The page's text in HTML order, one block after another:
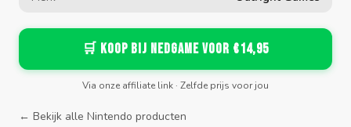
🛒 Koop bij Nedgame voor €14,95
Via onze affiliate link · Zelfde prijs voor jou
← Bekijk alle Nintendo producten